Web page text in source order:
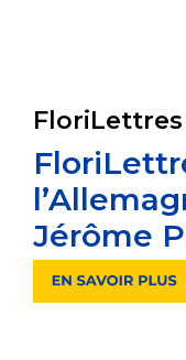
FloriLettres
Jérôme